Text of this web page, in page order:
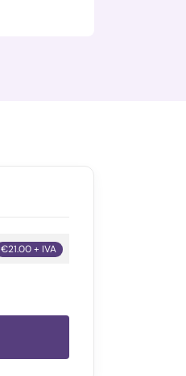
€21.00 + IVA